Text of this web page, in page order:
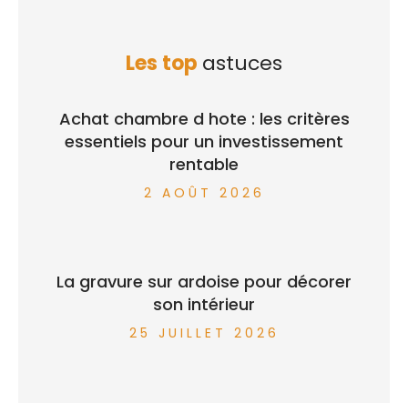
Les top astuces
Achat chambre d hote : les critères
essentiels pour un investissement
rentable
2 AOÛT 2026
La gravure sur ardoise pour décorer
son intérieur
25 JUILLET 2026